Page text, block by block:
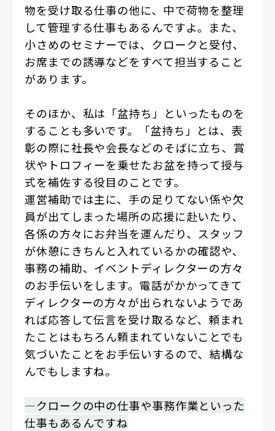
物を受け取る仕事の他に、中で荷物を整理
して管理する仕事もあるんですよ。また、
小さめのセミナーでは、クロークと受付、
お席までの誘導などをすべて担当すること
があります。
そのほか、私は「盆持ち」といったものを
することも多いです。「盆持ち」とは、表
彰の際に社長や会長などのそばに立ち、賞
状やトロフィーを乗せたお盆を持って授与
式を補佐する役目のことです。
運営補助では主に、手の足りてない係や欠
員が出てしまった場所の応援に赴いたり、
各係の方々にお弁当を運んだり、スタッフ
が休憩にきちんと入れているかの確認や、
事務の補助、イベントディレクターの方々
のお手伝いをします。電話がかかってきて
ディレクターの方々が出られないようであ
れば応答して伝言を受け取るなど、頼まれ
たことはもちろん頼まれていないことでも
気づいたことをお手伝いするので、結構な
んでもしますね。
―クロークの中の仕事や事務作業といった
仕事もあるんですね